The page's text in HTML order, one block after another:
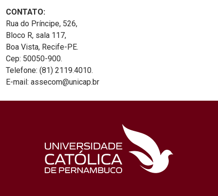
CONTATO:
Rua do Príncipe, 526,
Bloco R, sala 117,
Boa Vista, Recife-PE.
Cep: 50050-900.
Telefone: (81) 2119.4010.
E-mail: assecom@unicap.br